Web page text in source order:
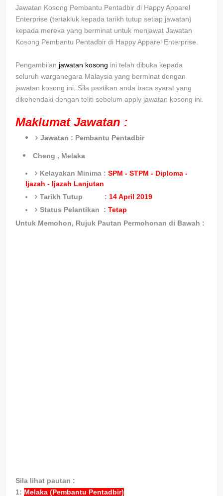
Jawatan Kosong Pembantu Pentadbir di Happy Apparel
Enterprise (tertakluk kepada tarikh tutup setiap jawatan)
kepada mereka yang berminat untuk menjawat Jawatan
Kosong Pembantu Pentadbir di Happy Apparel Enterprise.
Pengambilan jawatan kosong ini telah dibuka kepada
seluruh warganegara Malaysia yang berminat dengan
jawatan kosong ini. Sila pastikan anda baca syarat yang
dikehendaki dengan teliti sebelum apply jawatan kosong ini.
Maklumat Jawatan :
Jawatan : Pembantu Pentadbir
Cheng , Melaka
Kelayakan Minima : SPM - STPM - Diploma -
Ijazah - Ijazah Lanjutan
Tarikh Tutup : 14 April 2019
Status Pelantikan : Tetap
Untuk Memohon, Rujuk Pautan Permohonan di Bawah :
Sila lihat pautan :
1: Melaka (Pembantu Pentadbir)